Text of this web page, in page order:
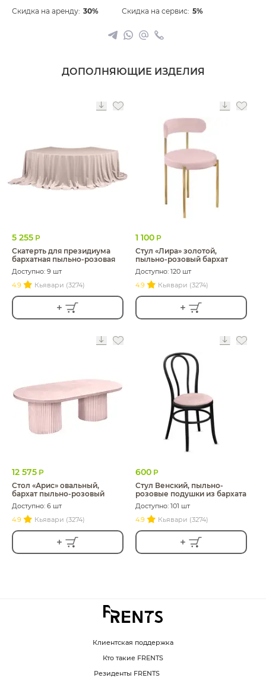
Скидка на аренду: 30% Скидка на сервис: 5%
ДОПОЛНЯЮЩИЕ ИЗДЕЛИЯ
5 255 Р
Скатерть для президиума
бархатная пыльно-розовая
Доступно: 9 шт
4.9
Кьявари (3274)
1 100 Р
Стул «Лира» золотой,
пыльно-розовый бархат
Доступно: 120 шт
4.9
Кьявари (3274)
12 575 Р
Стол «Арис» овальный,
бархат пыльно-розовый
Доступно: 6 шт
4.9
Кьявари (3274)
600 Р
Стул Венский, пыльно-
розовые подушки из бархата
Доступно: 101 шт
4.9
Кьявари (3274)
Клиентская поддержка
Кто такие FRENTS
Резиденты FRENTS